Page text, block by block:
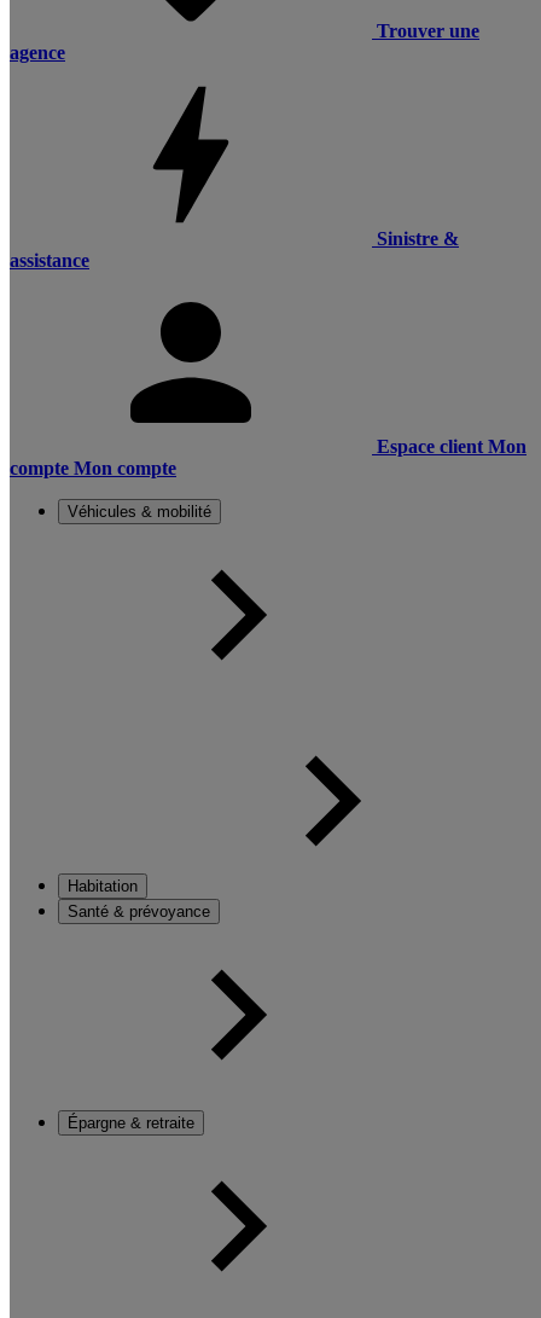
Trouver une
agence
Sinistre &
assistance
Espace client Mon
compte Mon compte
Véhicules & mobilité
Habitation
Santé & prévoyance
Épargne & retraite